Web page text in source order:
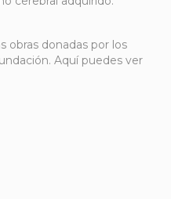
obras donadas por los
Aquí puedes ver